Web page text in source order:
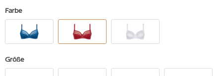
Farbe
Größe